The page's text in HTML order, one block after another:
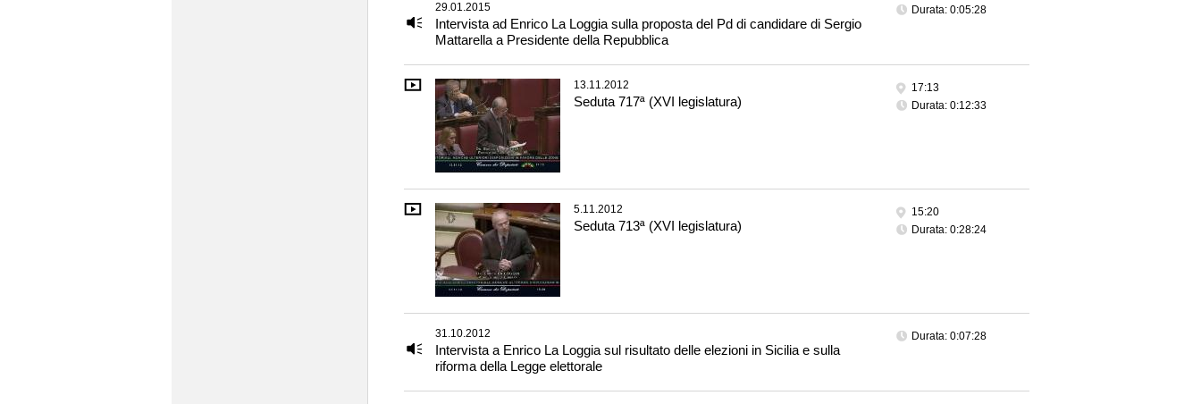
29.01.2015
Intervista ad Enrico La Loggia sulla proposta del Pd di candidare di Sergio
Mattarella a Presidente della Repubblica
Durata: 0:05:28
13.11.2012
Seduta 717ª (XVI legislatura)
17:13
Durata: 0:12:33
5.11.2012
Seduta 713ª (XVI legislatura)
15:20
Durata: 0:28:24
31.10.2012
Intervista a Enrico La Loggia sul risultato delle elezioni in Sicilia e sulla
riforma della Legge elettorale
Durata: 0:07:28